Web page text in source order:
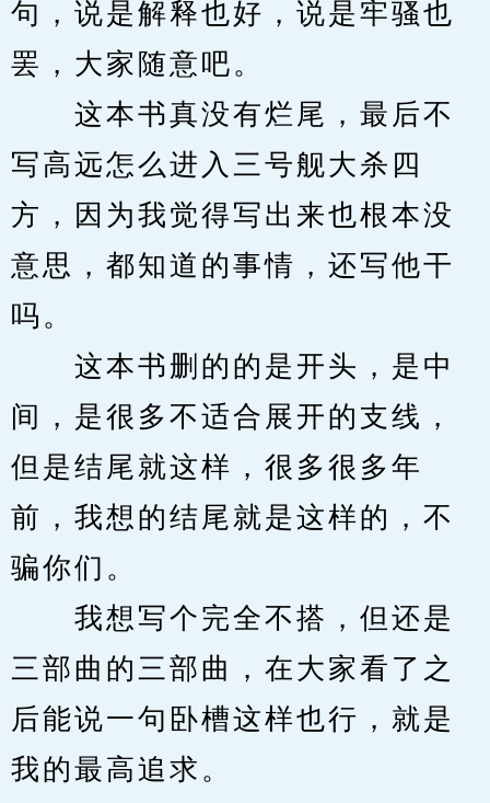
句，说是解释也好，说是牢骚也
罢，大家随意吧。
这本书真没有烂尾，最后不
写高远怎么进入三号舰大杀四
方，因为我觉得写出来也根本没
意思，都知道的事情，还写他干
吗。
这本书删的的是开头，是中
间，是很多不适合展开的支线，
但是结尾就这样，很多很多年
前，我想的结尾就是这样的，不
骗你们。
我想写个完全不搭，但还是
三部曲的三部曲，在大家看了之
后能说一句卧槽这样也行，就是
我的最高追求。